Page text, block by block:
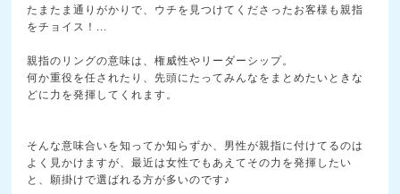
たまたま通りがかりで、ウチを見つけてくださったお客様 も親指
をチョイス！
親指のリングの意味は、権威性やリーダーシップ。
何か重役を任されたり、先頭にたってみんなをまとめたい ときな
どに力を発揮してくれます。
そんな意味合いを知ってか知らずか、男性が親指に付けて るのは
よく見かけますが、最近は女性でもあえてその力を発揮したい
と、願掛けで選ばれる方が多いのです♪